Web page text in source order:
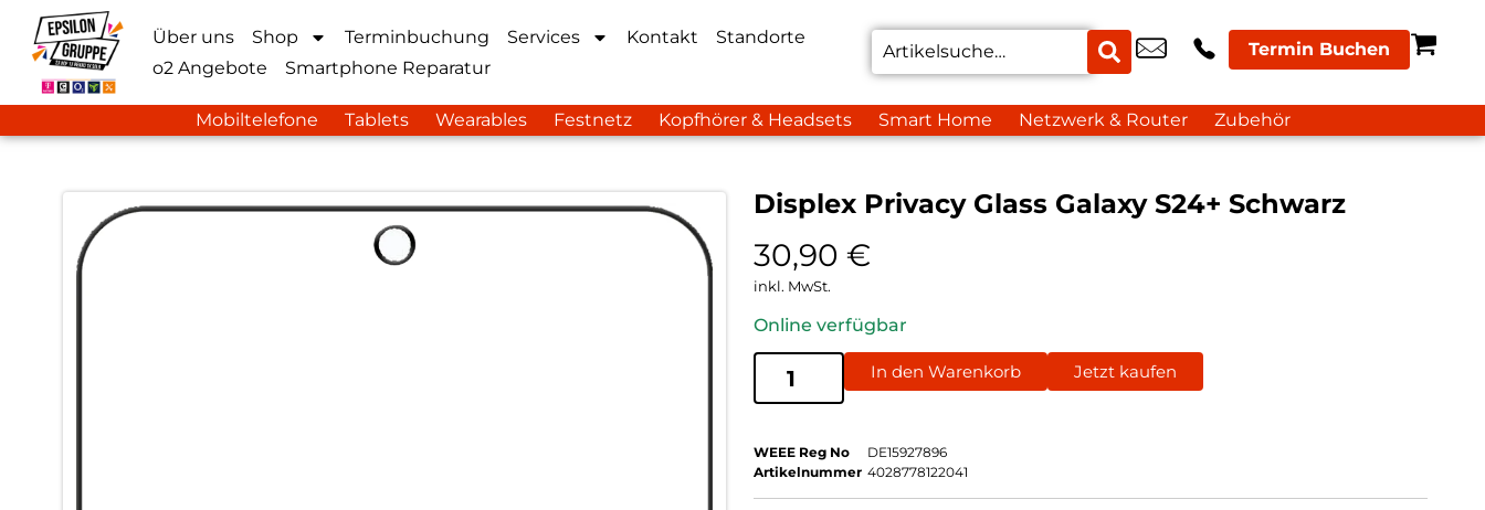
Über uns Shop Terminbuchung Services Kontakt
Standorte
o2 Angebote
Smartphone Reparatur
Termin Buchen
Mobiltelefone Tablets Wearables Festnetz Kopfhörer & Headsets Smart Home Netzwerk & Router Zubehör
Displex Privacy Glass Galaxy S24+ Schwarz
30,90 €
inkl. MwSt.
Online verfügbar
In den Warenkorb Jetzt kaufen
WEEE Reg No
DE15927896
Artikelnummer 4028778122041